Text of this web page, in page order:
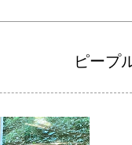
ピープ